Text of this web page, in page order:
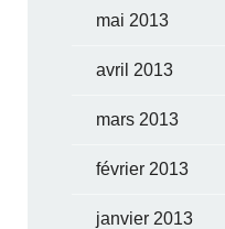
mai 2013
avril 2013
mars 2013
février 2013
janvier 2013